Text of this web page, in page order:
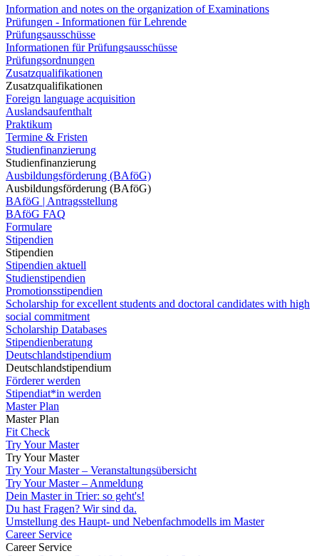
Information and notes on the organization of Examinations
Prüfungen - Informationen für Lehrende
Prüfungsausschüsse
Informationen für Prüfungsausschüsse
Prüfungsordnungen
Zusatzqualifikationen
Zusatzqualifikationen
Foreign language acquisition
Auslandsaufenthalt
Praktikum
Termine & Fristen
Studienfinanzierung
Studienfinanzierung
Ausbildungsförderung (BAföG)
Ausbildungsförderung (BAföG)
BAföG | Antragsstellung
BAföG FAQ
Formulare
Stipendien
Stipendien
Stipendien aktuell
Studienstipendien
Promotionsstipendien
Scholarship for excellent students and doctoral candidates with high
social commitment
Scholarship Databases
Stipendienberatung
Deutschlandstipendium
Deutschlandstipendium
Förderer werden
Stipendiat*in werden
Master Plan
Master Plan
Fit Check
Try Your Master
Try Your Master
Try Your Master – Veranstaltungsübersicht
Try Your Master – Anmeldung
Dein Master in Trier: so geht's!
Du hast Fragen? Wir sind da.
Umstellung des Haupt- und Nebenfachmodells im Master
Career Service
Career Service